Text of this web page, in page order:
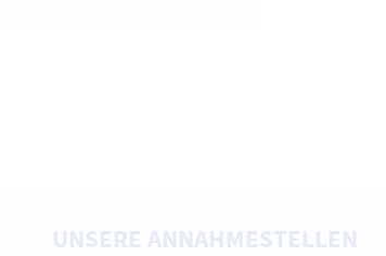
UNSERE ANNAHMESTELLEN